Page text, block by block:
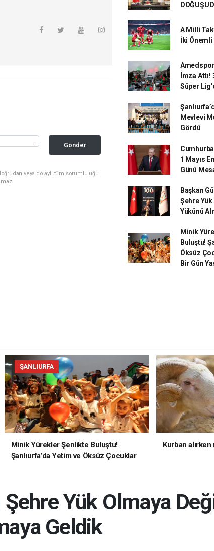
Gonder
veya dolaylı tüm sorumluluğu
A Milli
İki
İmza Attı!
Süper
Mevlevi
Gördü
1 Mayıs
Günü
Başkan
Şehre Yük
Yükünü
Minik
Buluştu!
Öksüz
Bir Gün
ŞANLIURFA
Minik Yürekler Şenlikte Buluştu!
Şanlıurfa’da Yetim ve Öksüz Çocuklar
Kurban
Şehre Yük Olmaya
Geldik